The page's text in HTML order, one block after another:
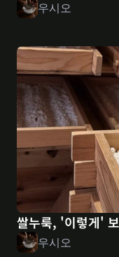
우시오
쌀누룩, '이렇게'
우시오